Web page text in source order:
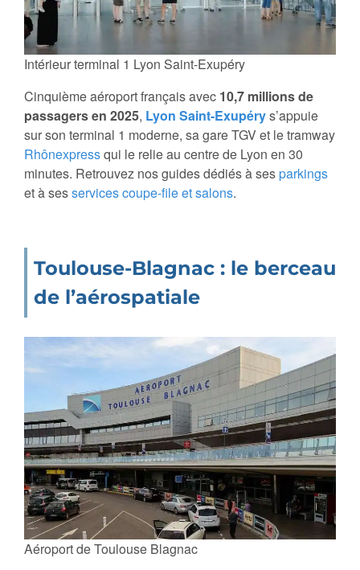
Intérieur terminal 1 Lyon Saint-Exupéry
Cinquième aéroport français avec 10,7 millions de
passagers en 2025, Lyon Saint-Exupérys’appuie
sur son terminal 1 moderne, sa gare TGV et le tramway
Rhônexpressqui le relie au centre de Lyon en 30
minutes. Retrouvez nos guides dédiés à sesparkings
et à sesservices coupe-file et salons.
Toulouse-Blagnac : le berceau
de l’aérospatiale
Aéroport de Toulouse Blagnac